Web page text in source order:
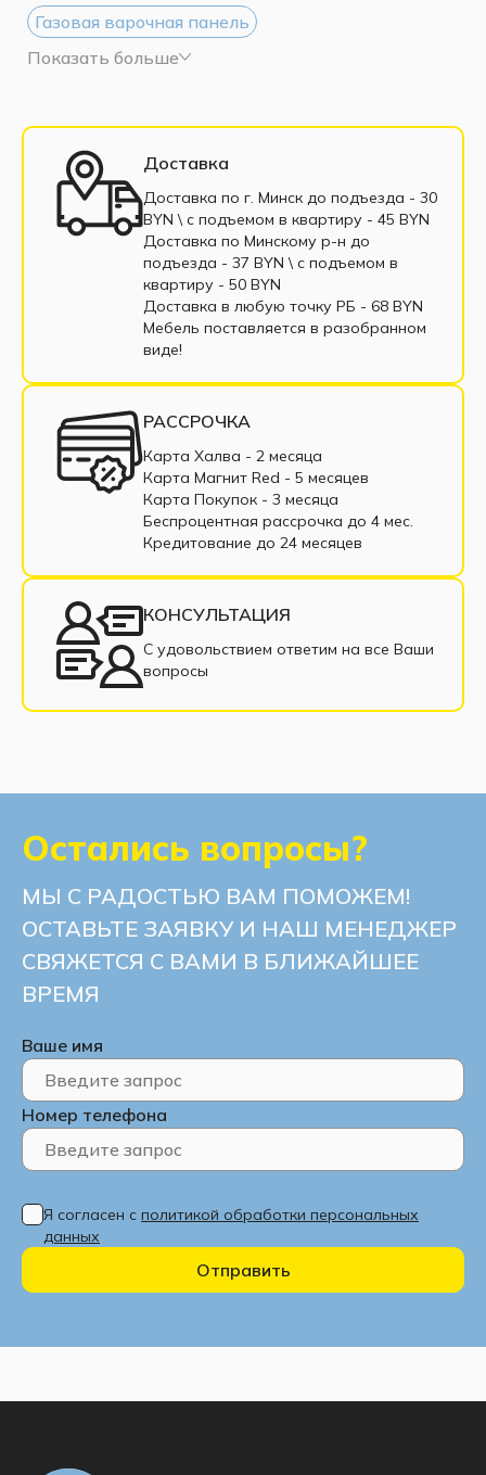
Газовая варочная панель
Электрическая варочная панель
Показать больше
Доставка
Доставка по г. Минск до подъезда - 30
BYN \ c подъемом в квартиру - 45 BYN
Доставка по Минскому р-н до
подъезда - 37 BYN \ c подъемом в
квартиру - 50 BYN
Доставка в любую точку РБ - 68 BYN
Мебель поставляется в разобранном
виде!
РАССРОЧКА
Карта Халва - 2 месяца
Карта Магнит Red - 5 месяцев
Карта Покупок - 3 месяца
Беспроцентная рассрочка до 4 мес.
Кредитование до 24 месяцев
КОНСУЛЬТАЦИЯ
С удовольствием ответим на все Ваши
вопросы
Остались вопросы?
МЫ С РАДОСТЬЮ ВАМ ПОМОЖЕМ!
ОСТАВЬТЕ ЗАЯВКУ И НАШ МЕНЕДЖЕР
СВЯЖЕТСЯ С ВАМИ В БЛИЖАЙШЕЕ
ВРЕМЯ
Ваше имя
Номер телефона
Я согласен с политикой обработки персональных
данных
Отправить